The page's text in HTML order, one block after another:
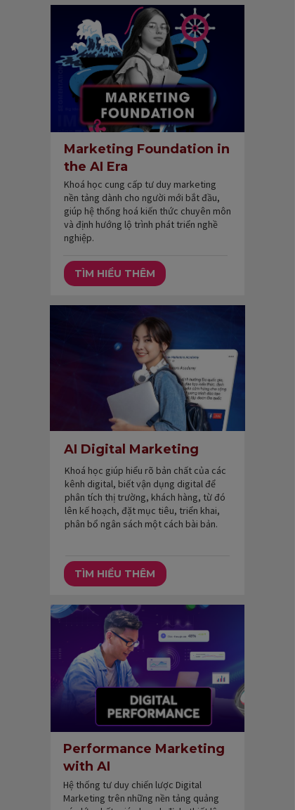
Khoá học cung cấp tư duy marketing
nền tảng dành cho người mới bắt đầu,
giúp hệ thống hoá kiến thức chuyên môn
và định hướng lộ trình phát triển nghề
nghiệp.
Marketing Foundation in
the AI Era
TÌM HIỂU THÊM
Khoá học giúp hiểu rõ bản chất của các
kênh digital, biết vận dụng digital để
phân tích thị trường, khách hàng, từ đó
lên kế hoạch, đặt mục tiêu, triển khai,
phân bổ ngân sách một cách bài bản.
AI Digital Marketing
TÌM HIỂU THÊM
Hệ thống tư duy chiến lược Digital
Marketing trên những nền tảng quảng
Performance Marketing
with AI